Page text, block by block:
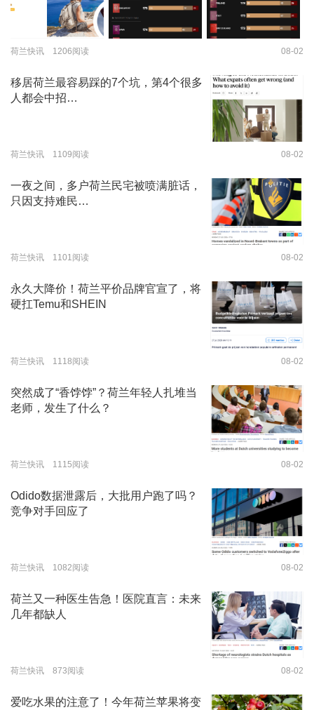
荷兰快讯 1206阅读 08-02
移居荷兰最容易踩的7个坑，第4个很多
人都会中招…
荷兰快讯 1109阅读 08-02
一夜之间，多户荷兰民宅被喷满脏话，
只因支持难民…
荷兰快讯 1101阅读 08-02
永久大降价！荷兰平价品牌官宣了，将
硬扛Temu和SHEIN
荷兰快讯 1118阅读 08-02
突然成了“香饽饽”？荷兰年轻人扎堆当
老师，发生了什么？
荷兰快讯 1115阅读 08-02
Odido数据泄露后，大批用户跑了吗？
竞争对手回应了
荷兰快讯 1082阅读 08-02
荷兰又一种医生告急！医院直言：未来
几年都缺人
荷兰快讯 873阅读 08-02
爱吃水果的注意了！今年荷兰苹果将变